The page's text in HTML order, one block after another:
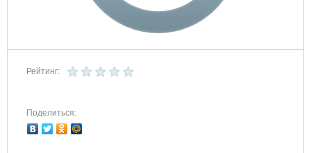
Рейтинг:
Поделиться: